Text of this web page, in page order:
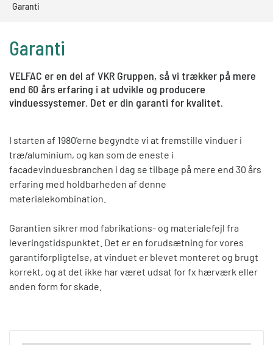
Garanti
Garanti
VELFAC er en del af VKR Gruppen, så vi trækker på mere
end 60 års erfaring i at udvikle og producere
vinduessystemer. Det er din garanti for kvalitet.
I starten af 1980'erne begyndte vi at fremstille vinduer i
træ/aluminium, og kan som de eneste i
facadevinduesbranchen i dag se tilbage på mere end 30 års
erfaring med holdbarheden af denne
materialekombination.
Garantien sikrer mod fabrikations- og materialefejl fra
leveringstidspunktet. Det er en forudsætning for vores
garantiforpligtelse, at vinduet er blevet monteret og brugt
korrekt, og at det ikke har været udsat for fx hærværk eller
anden form for skade.